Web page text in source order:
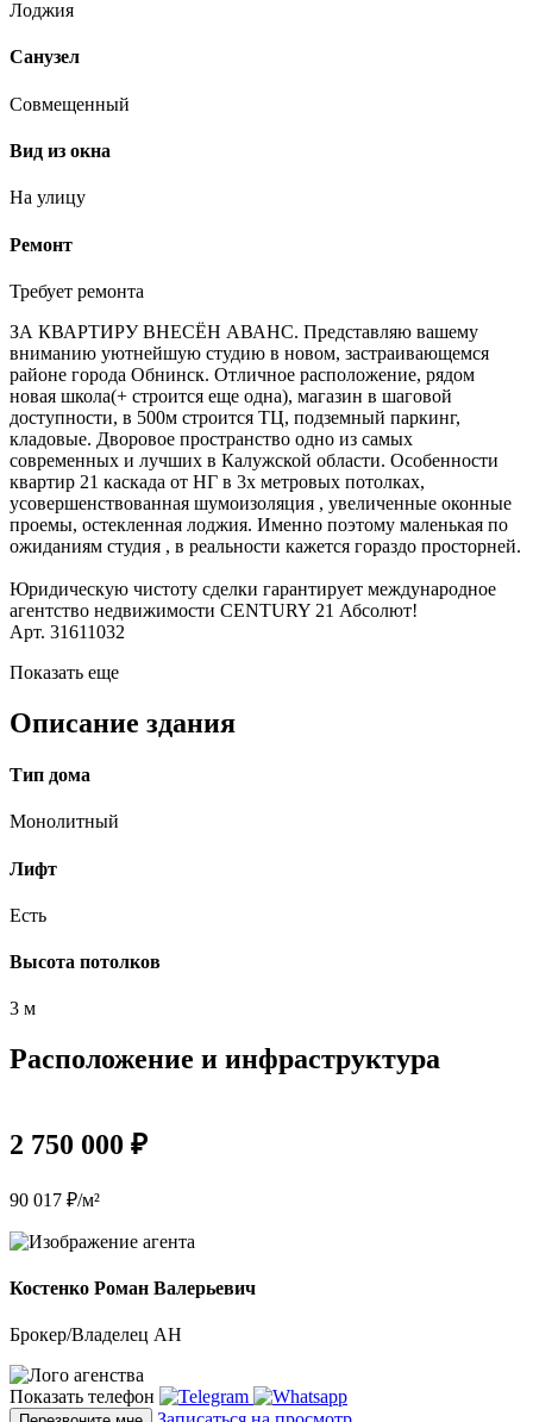
Лоджия
Санузел
Совмещенный
Вид из окна
На улицу
Ремонт
Требует ремонта
ЗА КВАРТИРУ ВНЕСЁН АВАНС. Представляю вашему
вниманию уютнейшую студию в новом, застраивающемся
районе города Обнинск. Отличное расположение, рядом
новая школа(+ строится еще одна), магазин в шаговой
доступности, в 500м строится ТЦ, подземный паркинг,
кладовые. Дворовое пространство одно из самых
современных и лучших в Калужской области. Особенности
квартир 21 каскада от НГ в 3х метровых потолках,
усовершенствованная шумоизоляция , увеличенные оконные
проемы, остекленная лоджия. Именно поэтому маленькая по
ожиданиям студия , в реальности кажется гораздо просторней.
Юридическую чистоту сделки гарантирует международное
агентство недвижимости CENTURY 21 Абсолют!
Арт. 31611032
Показать еще
Описание здания
Тип дома
Монолитный
Лифт
Есть
Высота потолков
3 м
Расположение и инфраструктура
2 750 000 ₽
90 017 ₽/м²
Костенко Роман Валерьевич
Брокер/Владелец АН
Показать телефон